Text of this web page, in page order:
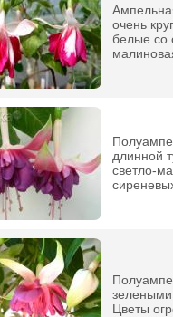
очень
белые со
длинной
светло-
Цветы